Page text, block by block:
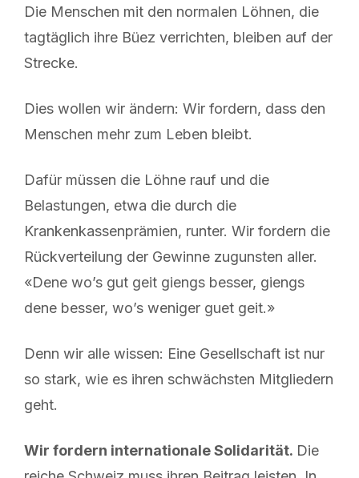
Die Menschen mit den normalen Löhnen, die
tagtäglich ihre Büez verrichten, bleiben auf der
Strecke.
Dies wollen wir ändern: Wir fordern, dass den
Menschen mehr zum Leben bleibt.
Dafür müssen die Löhne rauf und die
Belastungen, etwa die durch die
Krankenkassenprämien, runter. Wir fordern die
Rückverteilung der Gewinne zugunsten aller.
«Dene wo’s gut geit giengs besser, giengs
dene besser, wo’s weniger guet geit.»
Denn wir alle wissen: Eine Gesellschaft ist nur
so stark, wie es ihren schwächsten Mitgliedern
geht.
Wir fordern internationale Solidarität. Die